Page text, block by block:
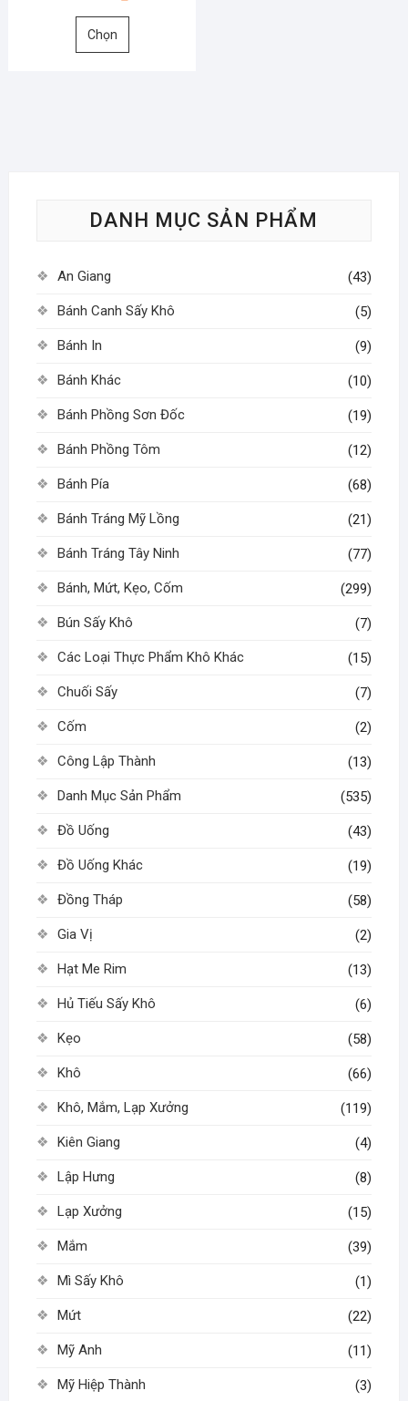
Chọn
Sản
chọn
chọn
DANH MỤC SẢN PHẨM
An Giang (43)
Bánh Canh Sấy Khô (5)
Bánh In (9)
Bánh Khác (10)
Bánh Phồng Sơn Đốc (19)
Bánh Phồng Tôm (12)
Bánh Pía (68)
Bánh Tráng Mỹ Lồng (21)
Bánh Tráng Tây Ninh (77)
Bánh, Mứt, Kẹo, Cốm (299)
Bún Sấy Khô (7)
Các Loại Thực Phẩm Khô Khác (15)
Chuối Sấy (7)
Cốm (2)
Công Lập Thành (13)
Danh Mục Sản Phẩm (535)
Đồ Uống (43)
Đồ Uống Khác (19)
Đồng Tháp (58)
Gia Vị (2)
Hạt Me Rim (13)
Hủ Tiếu Sấy Khô (6)
Kẹo (58)
Khô (66)
Khô, Mắm, Lạp Xưởng (119)
Kiên Giang (4)
Lập Hưng (8)
Lạp Xưởng (15)
Mắm (39)
Mì Sấy Khô (1)
Mứt (22)
Mỹ Anh (11)
Mỹ Hiệp Thành (3)